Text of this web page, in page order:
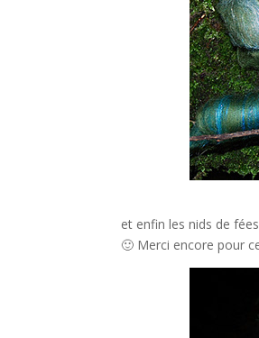
et enfin les nids de
🙂 Merci encore pour